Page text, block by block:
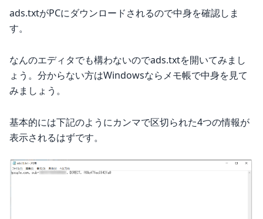
ads.txtがPCにダウンロードされるので中身を確認しま
す。
なんのエディタでも構わないのでads.txtを開いてみまし
ょう。分からない方はWindowsならメモ帳で中身を見て
みましょう。
基本的には下記のようにカンマで区切られた4つの情報が
表示されるはずです。